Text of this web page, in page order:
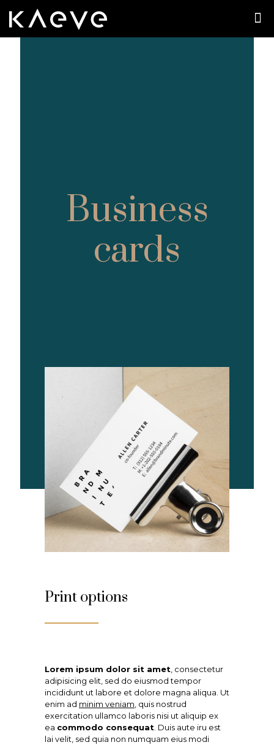
Business
cards
Print options
Lorem ipsum dolor sit amet , consectetur
adipisicing elit, sed do eiusmod tempor
incididunt ut labore et dolore magna aliqua. Ut
enim ad minim veniam , quis nostrud
exercitation ullamco laboris nisi ut aliquip ex
ea commodo consequat . Duis aute iru est
lai velit, sed quia non numquam eius modi